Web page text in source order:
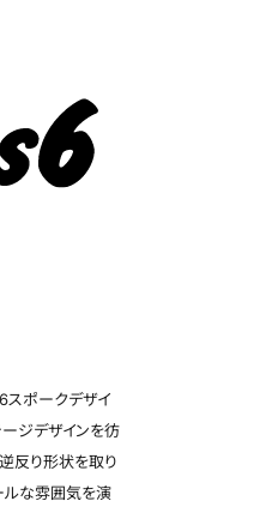
スポークデザイ
ージデザインを彷
反り形状を取り
ルな雰囲気を演